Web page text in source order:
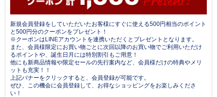
新規会員登録をしていただいたお客様にすぐに使える500円相当のポイント
と500円分のクーポンをプレゼント！
※クーポンはLINEアカウントを連携いただくとプレゼントとなります。
また、会員様限定にお買い物ごとに次回以降のお買い物でご利用いただけ
るポイントや、誕生日月には特別割引もご用意！
他にも新商品情報や限定セールの先行案内など、会員様だけの特典やメリ
ットも充実！！
上記バナーをクリックすると、会員登録が可能です。
ぜひ、この機会に会員登録して、お得なショッピングをお楽しみくださ
い！